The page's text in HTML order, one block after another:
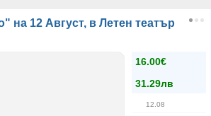
на 12 Август, в Летен театър
16.00€
31.29лв
12.08